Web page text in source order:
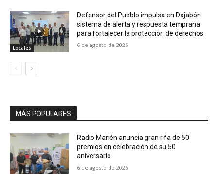
Locales
Defensor del Pueblo impulsa en Dajabón
sistema de alerta y respuesta temprana
para fortalecer la protección de derechos
6 de agosto de 2026
MÁS POPULARES
Radio Marién anuncia gran rifa de 50
premios en celebración de su 50
aniversario
6 de agosto de 2026